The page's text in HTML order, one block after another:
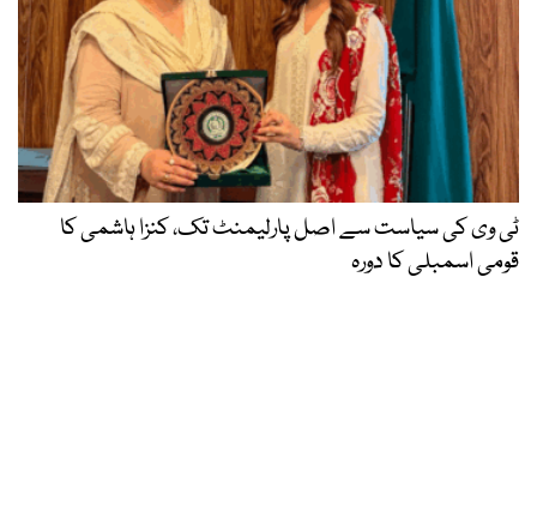
ٹی وی کی سیاست سے اصل پارلیمنٹ تک، کنزا ہاشمی کا
قومی اسمبلی کا دورہ